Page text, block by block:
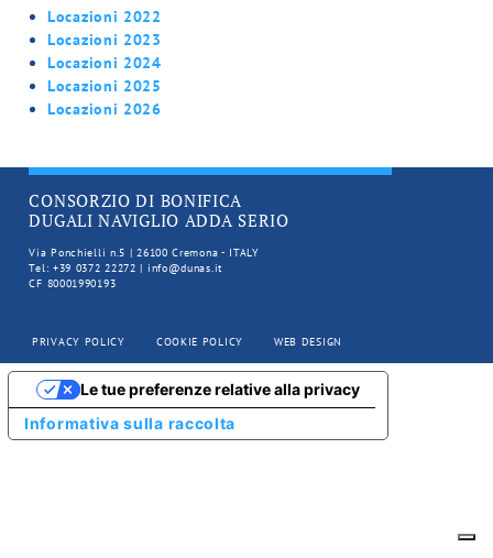
Locazioni 2022
Locazioni 2023
Locazioni 2024
Locazioni 2025
Locazioni 2026
CONSORZIO DI BONIFICA
DUGALI NAVIGLIO ADDA SERIO
Via Ponchielli n.5 | 26100 Cremona - ITALY
Tel: +39 0372 22272 | info@dunas.it
CF 80001990193
PRIVACY POLICY COOKIE POLICY WEB DESIGN
Informativa sulla raccolta
Le tue preferenze relative alla privacy